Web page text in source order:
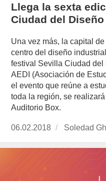
Llega la sexta
Ciudad del Diseño
Una vez más, la capital
centro del diseño
festival Sevilla Ciudad
AEDI (Asociación de
el evento que reúne a
toda la región, se
Auditorio Box.
Publicado
06.02.2018
https://
Soledad